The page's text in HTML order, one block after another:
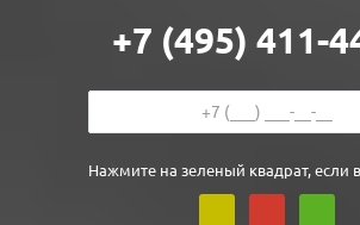
+7 (495) 411-
Нажмите на зеленый квадрат, если